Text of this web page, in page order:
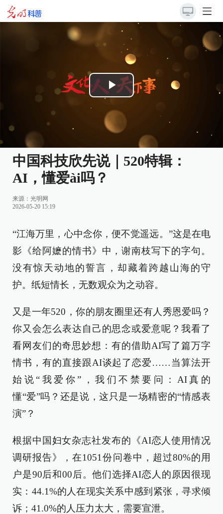
Play
Video
中国科技欣先说｜520特辑：
AI，懂爱ài吗？
来源： 光明网
2026-05-20 15:19
“江海万里，心中念你，便不觉遥远。”这是在电
影《给阿嬷的情书》中，谢南枝写下的字句。
没有惊天动地的誓言，却藏着跨越山海的守
护。纸短情长，无数观众为之动容。
又是一年520，你的朋友圈里还有人秀恩爱吗？
你又会怎么表达自己的思念或爱意呢？我看了
看网友们的奇思妙想：有的借助AI写了篇万字
情书，有的直接跟AI谈起了恋爱……当算法开
始说“我爱你”，我们不禁要问：AI真的
懂“爱”吗？还是说，这只是一场精密的“情感表
演”？
根据中国妇女杂志社发布的《AI恋人使用情况
调研报告》，在1051份问卷中，超过80%的用
户是90后和00后。他们选择AI恋人的原因很现
实：44.1%的人在现实关系中感到紧张，寻求倾
诉；41.0%的人压力太大，需要宣泄。